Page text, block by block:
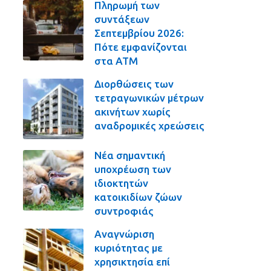
Πληρωμή των
συντάξεων
Σεπτεμβρίου 2026:
Πότε εμφανίζονται
στα ΑΤΜ
Διορθώσεις των
τετραγωνικών μέτρων
ακινήτων χωρίς
αναδρομικές χρεώσεις
Νέα σημαντική
υποχρέωση των
ιδιοκτητών
κατοικιδίων ζώων
συντροφιάς
Αναγνώριση
κυριότητας με
χρησικτησία επί